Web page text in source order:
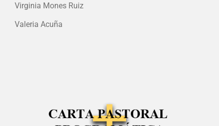
Virginia Mones Ruiz
Valeria Acuña